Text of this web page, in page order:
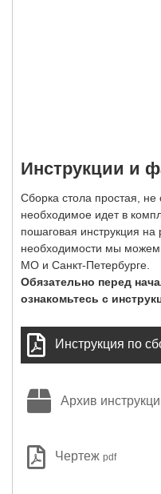
Инструкции и
Сборка стола простая, не
необходимое идет в
пошаговая инструкция на
необходимости мы можем
МО и Санкт-Петербурге.
Обязательно перед
ознакомьтесь с
Инструкция по
Архив
Чертеж pdf